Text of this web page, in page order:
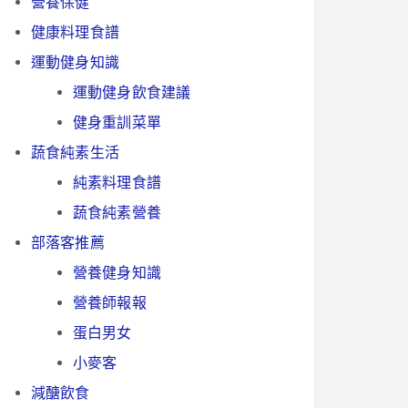
健康料理食譜
運動健身知識
運動健身飲食建議
健身重訓菜單
蔬食純素生活
純素料理食譜
蔬食純素營養
部落客推薦
營養健身知識
營養師報報
蛋白男女
小麥客
減醣飲食